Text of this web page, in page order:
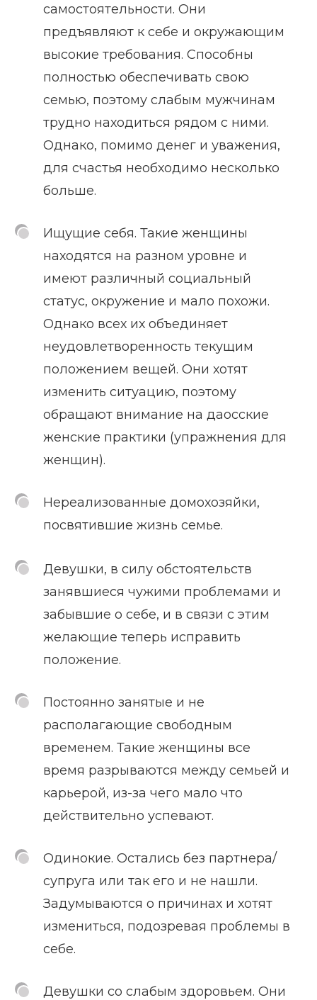
самостоятельности. Они
предъявляют к себе и окружающим
высокие требования. Способны
полностью обеспечивать свою
семью, поэтому слабым мужчинам
трудно находиться рядом с ними.
Однако, помимо денег и уважения,
для счастья необходимо несколько
больше.
Ищущие себя. Такие женщины
находятся на разном уровне и
имеют различный социальный
статус, окружение и мало похожи.
Однако всех их объединяет
неудовлетворенность текущим
положением вещей. Они хотят
изменить ситуацию, поэтому
обращают внимание на даосские
женские практики (упражнения для
женщин).
Нереализованные домохозяйки,
посвятившие жизнь семье.
Девушки, в силу обстоятельств
занявшиеся чужими проблемами и
забывшие о себе, и в связи с этим
желающие теперь исправить
положение.
Постоянно занятые и не
располагающие свободным
временем. Такие женщины все
время разрываются между семьей и
карьерой, из-за чего мало что
действительно успевают.
Одинокие. Остались без партнера/
супруга или так его и не нашли.
Задумываются о причинах и хотят
измениться, подозревая проблемы в
себе.
Девушки со слабым здоровьем. Они